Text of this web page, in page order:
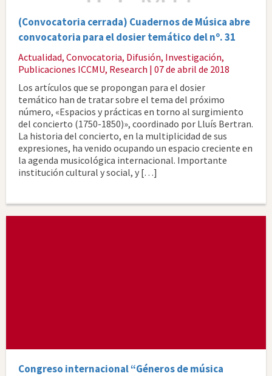
(Convocatoria cerrada) Cuadernos de Música abre
convocatoria para el dosier temático del nº. 31
Actualidad, Convocatoria, Difusión, Investigación,
Publicaciones ICCMU, Research | 07 de abril de 2018
Los artículos que se propongan para el dosier
temático han de tratar sobre el tema del próximo
número, «Espacios y prácticas en torno al surgimiento
del concierto (1750-1850)», coordinado por Lluís Bertran.
La historia del concierto, en la multiplicidad de sus
expresiones, ha venido ocupando un espacio creciente en
la agenda musicológica internacional. Importante
institución cultural y social, y […]
Congreso internacional “Géneros de música